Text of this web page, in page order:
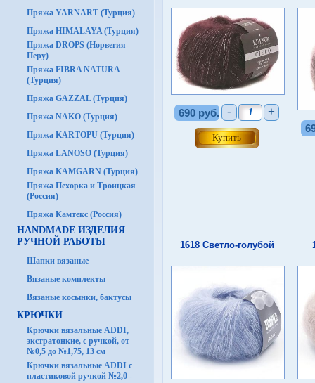
Пряжа YARNART (Турция)
Пряжа HIMALAYA (Турция)
Пряжа DROPS (Норвегия-
Перу)
Пряжа FIBRA NATURA
(Турция)
Пряжа GAZZAL (Турция)
Пряжа NAKO (Турция)
Пряжа KARTOPU (Турция)
Пряжа LANOSO (Турция)
Пряжа KAMGARN (Турция)
Пряжа Пехорка и Троицкая
(Россия)
Пряжа Камтекс (Россия)
HANDMADE ИЗДЕЛИЯ
РУЧНОЙ РАБОТЫ
Шапки вязаные
Вязаные комплекты
Вязаные косынки, бактусы
КРЮЧКИ
Крючки вязальные ADDI,
экстратонкие, с ручкой, от
№0,5 до №1,75, 13 см
Крючки вязальные ADDI с
пластиковой ручкой №2,0 -
690 руб. - +
1618 Светло-голубой